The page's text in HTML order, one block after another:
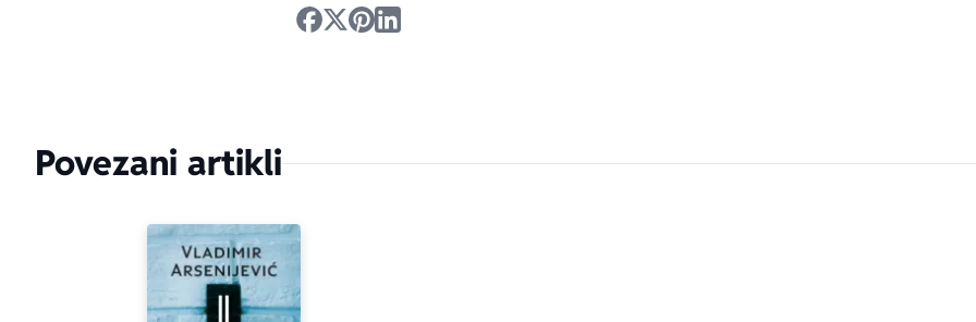
Povezani artikli